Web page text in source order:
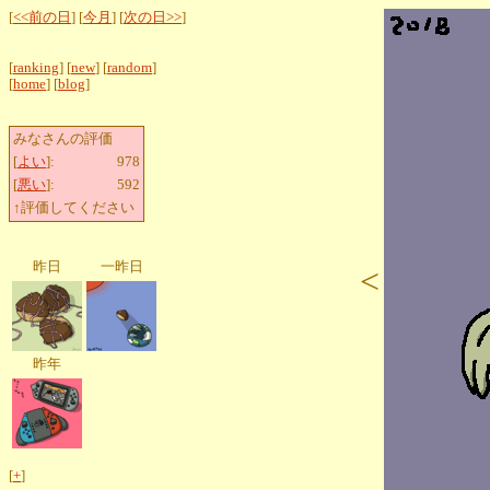
[<<前の日 ] [今月 ] [次の日>>]
[ranking] [new] [random]
[home] [blog]
みなさんの評価
[よい]:
978
[悪い]:
592
↑評価してください
昨日 一昨日
昨年
[+]
<